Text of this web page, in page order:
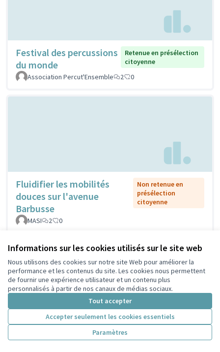
Informations sur les cookies utilisés sur le site web
Nous utilisons des cookies sur notre site Web pour améliorer la
performance et les contenus du site. Les cookies nous permettent
de fournir une expérience utilisateur et un contenu plus
personnalisés à partir de nos canaux de médias sociaux.
Tout accepter
Accepter seulement les cookies essentiels
Paramètres
Festival des percussions
du monde
Retenue en présélection
citoyenne
Association Percut'Ensemble
2 0
Fluidifier les mobilités
douces sur l'avenue
Barbusse
Non retenue en
présélection
citoyenne
MASI 2 0
Fontaines
publiques
Retenue en présélection
citoyenne